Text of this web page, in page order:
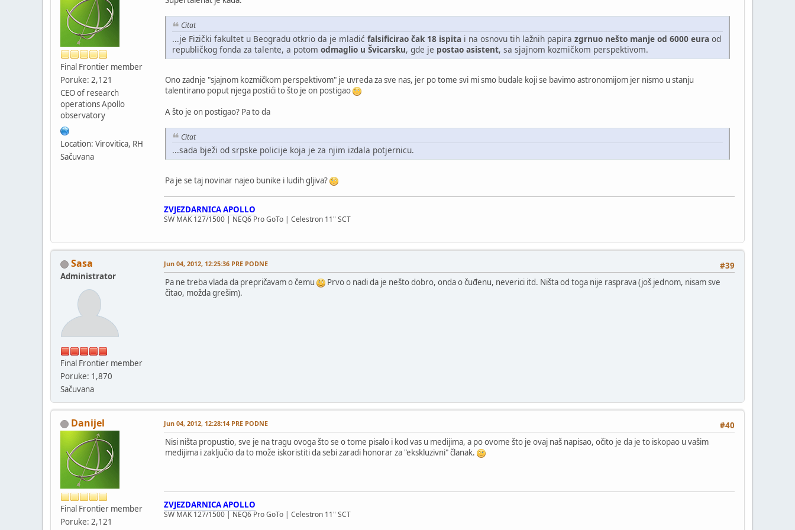
Final Frontier member
Poruke: 2,121
CEO of research
operations Apollo
observatory
Location: Virovitica, RH
Sačuvana
Citat
...je Fizički fakultet u Beogradu otkrio da je mladić falsificirao čak 18 ispita i na osnovu tih lažnih papira zgrnuo nešto manje od 6000 eura od
republičkog fonda za talente, a potom odmaglio u Švicarsku, gde je postao asistent, sa sjajnom kozmičkom perspektivom.
Ono zadnje "sjajnom kozmičkom perspektivom" je uvreda za sve nas, jer po tome svi mi smo budale koji se bavimo astronomijom jer nismo u stanju
talentirano poput njega postići to što je on postigao
A što je on postigao? Pa to da
Citat
...sada bježi od srpske policije koja je za njim izdala potjernicu.
Pa je se taj novinar najeo bunike i ludih gljiva?
ZVJEZDARNICA APOLLO
SW MAK 127/1500 | NEQ6 Pro GoTo | Celestron 11" SCT
Sasa
Administrator
Final Frontier member
Poruke: 1,870
Sačuvana
#39
Jun 04, 2012, 12:25:36 PRE PODNE
Pa ne treba vlada da prepričavam o čemu
Prvo o nadi da je nešto dobro, onda o čuđenu, neverici itd. Ništa od toga nije rasprava (još jednom, nisam sve
čitao, možda grešim).
Danijel
Final Frontier member
Poruke: 2,121
#40
Jun 04, 2012, 12:28:14 PRE PODNE
Nisi ništa propustio, sve je na tragu ovoga što se o tome pisalo i kod vas u medijima, a po ovome što je ovaj naš napisao, očito je da je to iskopao u vašim
medijima i zaključio da to može iskoristiti da sebi zaradi honorar za "ekskluzivni" članak.
ZVJEZDARNICA APOLLO
SW MAK 127/1500 | NEQ6 Pro GoTo | Celestron 11" SCT